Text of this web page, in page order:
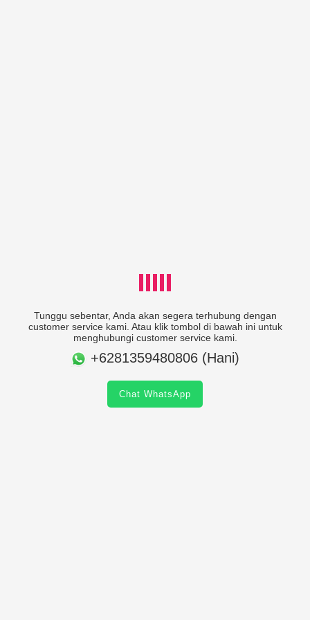
Tunggu sebentar, Anda akan segera terhubung dengan
customer service kami. Atau klik tombol di bawah ini untuk
menghubungi customer service kami.
+6281359480806 (Hani)
Chat WhatsApp